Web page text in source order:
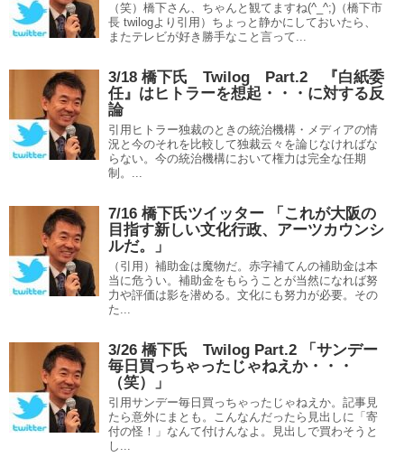
（笑）橋下さん、ちゃんと観てますね(^_^;)（橋下市
長 twilogより引用）ちょっと静かにしておいたら、
またテレビが好き勝手なこと言って...
3/18 橋下氏 Twilog Part.2 『白紙委
任』はヒトラーを想起・・・に対する反
論
引用ヒトラー独裁のときの統治機構・メディアの情
況と今のそれを比較して独裁云々を論じなければな
らない。今の統治機構において権力は完全な任期
制。...
7/16 橋下氏ツイッター 「これが大阪の
目指す新しい文化行政、アーツカウンシ
ルだ。」
（引用）補助金は魔物だ。赤字補てんの補助金は本
当に危うい。補助金をもらうことが当然になれば努
力や評価は影を潜める。文化にも努力が必要。その
た...
3/26 橋下氏 Twilog Part.2 「サンデー
毎日買っちゃったじゃねえか・・・
（笑）」
引用サンデー毎日買っちゃったじゃねえか。記事見
たら意外にまとも。こんなんだったら見出しに「寄
付の怪！」なんて付けんなよ。見出しで買わそうと
し...